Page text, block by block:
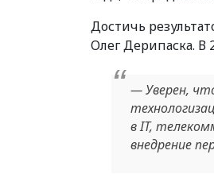
Достичь
Олег Дерипаска. В
— Уверен,
в IT,
внедрение